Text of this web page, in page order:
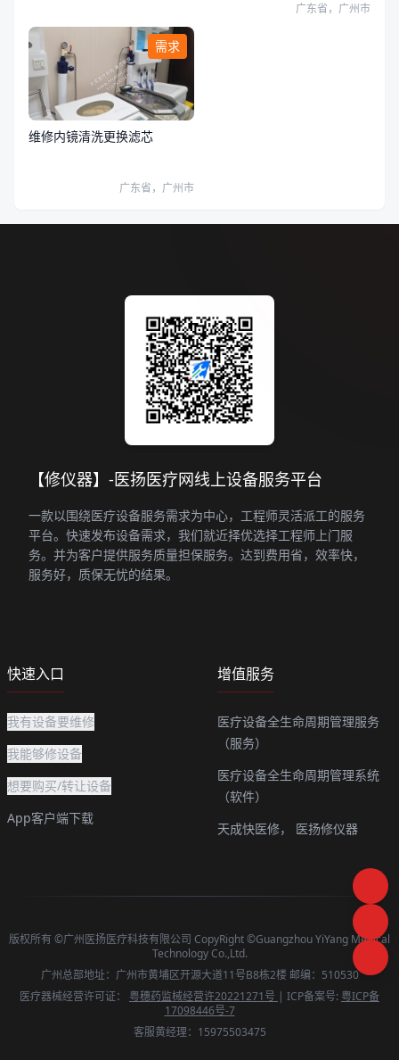
广东省，广州市
需求
维修内镜清洗更换滤芯
广东省，广州市
【修仪器】-医扬医疗网线上设备服务平台
一款以围绕医疗设备服务需求为中心，工程师灵活派工的服务
平台。快速发布设备需求，我们就近择优选择工程师上门服
务。并为客户提供服务质量担保服务。达到费用省，效率快，
服务好，质保无忧的结果。
快速入口
我有设备要维修
我能够修设备
想要购买/转让设备
App客户端下载
增值服务
医疗设备全生命周期管理服务
（服务）
医疗设备全生命周期管理系统
（软件）
天成快医修，
医扬修仪器
版权所有 ©广州医扬医疗科技有限公司 CopyRight ©Guangzhou YiYang Medical
Technology Co.,Ltd.
广州总部地址：广州市黄埔区开源大道11号B8栋2楼 邮编：510530
医疗器械经营许可证： 粤穗药监械经营许20221271号 | ICP备案号: 粤ICP备
17098446号-7
客服黄经理：15975503475